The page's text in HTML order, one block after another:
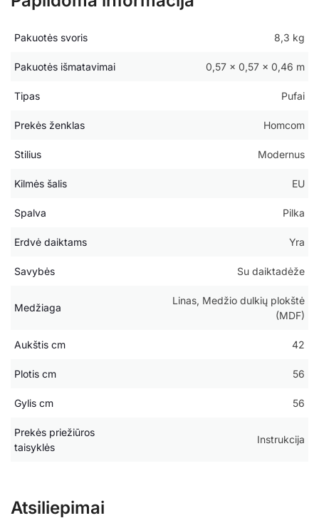
Pakuotės svoris 8,3 kg
Pakuotės išmatavimai 0,57 × 0,57 × 0,46 m
Tipas Pufai
Prekės ženklas Homcom
Stilius Modernus
Kilmės šalis EU
Spalva Pilka
Erdvė daiktams Yra
Savybės Su daiktadėže
Medžiaga
Linas, Medžio dulkių plokštė
(MDF)
Aukštis cm 42
Plotis cm 56
Gylis cm 56
Prekės priežiūros
taisyklės
Instrukcija
Atsiliepimai